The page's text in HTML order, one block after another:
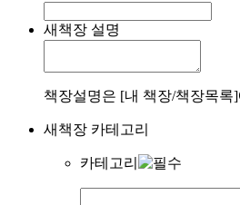
새책장 설명
책장설명은 [내 책장/책장목록
새책장 카테고리
카테고리